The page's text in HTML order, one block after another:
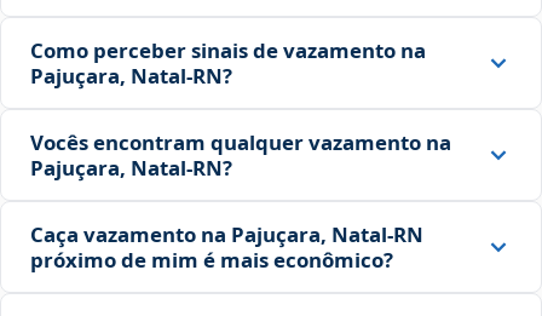
Como perceber sinais de vazamento na
Pajuçara, Natal‑RN?
Vocês encontram qualquer vazamento na
Pajuçara, Natal‑RN?
Caça vazamento na Pajuçara, Natal‑RN
próximo de mim é mais econômico?